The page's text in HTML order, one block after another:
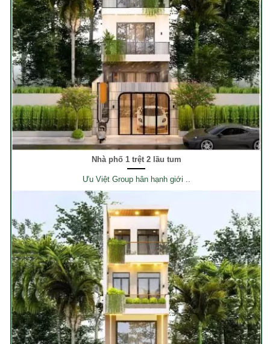
Nhà phố 1 trệt 2 lầu tum
Ưu Việt Group hân hạnh giới ..